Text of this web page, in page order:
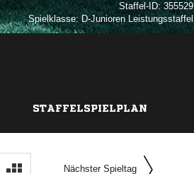
Staffel-ID: 355529
Spielklasse: D-Junioren Leistungsstaffel
STAFFELSPIELPLAN
Nächster Spieltag